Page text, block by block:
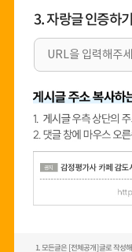
3. 자랑글 인증하기
1. 모든글은 [전체공개] 글로 작성